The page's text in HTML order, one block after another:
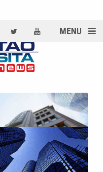
MENU